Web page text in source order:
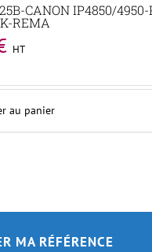
CANON IP4850/
REMA
HT
au panier
MA RÉFÉRENCE